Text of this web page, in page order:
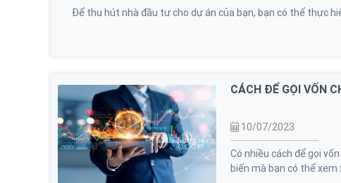
Để thu hút nhà đầu tư cho dự án của bạn, bạn có thể thực
CÁCH ĐỂ GỌI VỐN
10/07/2023
Có nhiều cách để gọi
biến mà bạn có thể xem